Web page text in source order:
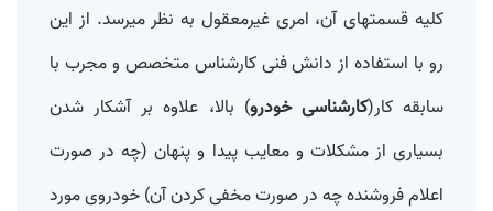
کلیه قسمتهای آن، امری غیرمعقول به نظر میرسد. از این
رو با استفاده از دانش فنی کارشناس متخصص و مجرب با
سابقه کار(کارشناسی خودرو) بالا، علاوه بر آشکار شدن
بسیاری از مشکلات و معایب پیدا و پنهان (چه در صورت
اعلام فروشنده چه در صورت مخفی کردن آن) خودروی مورد